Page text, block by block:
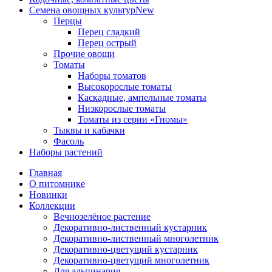
Семена овощных культурNew
Перцы
Перец сладкий
Перец острый
Прочие овощи
Томаты
Наборы томатов
Высокорослые томаты
Каскадные, ампельные томаты
Низкорослые томаты
Томаты из серии «Гномы»
Тыквы и кабачки
Фасоль
Наборы растений
Главная
О питомнике
Новинки
Коллекции
Вечнозелёное растение
Декоративно-лиственный кустарник
Декоративно-лиственный многолетник
Декоративно-цветущий кустарник
Декоративно-цветущий многолетник